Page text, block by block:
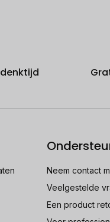
Neem contact
Veelgestelde
Een product